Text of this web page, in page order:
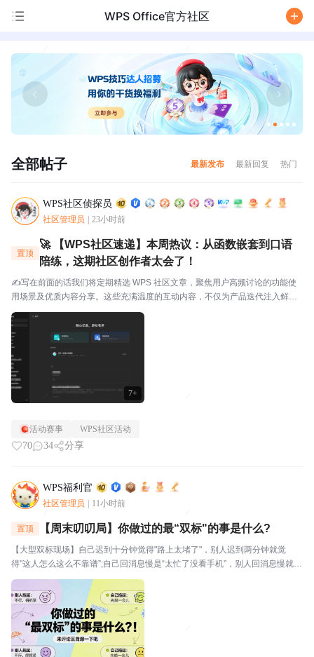
WPS Office官方社区
全部帖子 最新发布 最新回复 热门
WPS社区侦探员
社区管理员 23小时前
7+
置顶
🚀 【WPS社区速递】本周热议：从函数嵌套到口语
陪练，这期社区创作者太会了！
✍️写在前面的话我们将定期精选 WPS 社区文章，聚焦用户高频讨论的功能使
用场景及优质内容分享。这些充满温度的互动内容，不仅为产品迭代注入鲜活
灵感，更搭建起官方与用户的双向沟通桥梁，每一份分享都值得被看见与珍
视。⭐关于WPS社区WPS社区（bbs.wps....
活动赛事 WPS社区活动
70 34 分享
WPS福利官
社区管理员 11小时前
置顶 【周末叨叨局】你做过的最“双标"的事是什么?
【大型双标现场】自己迟到十分钟觉得"路上太堵了"，别人迟到两分钟就觉
得"这人怎么这么不靠谱”;自己回消息慢是“太忙了没看手机”，别人回消息慢就是
“故意不回我吧”🔥玩法："我对自己___________,但对别人__________。我就
是这么双标。评论区坦...